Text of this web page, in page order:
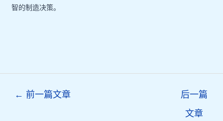
智的制造决策。
← 前一篇文章
后一篇
文章